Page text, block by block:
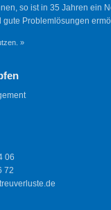
so ist in 35 Jahren ein
gute Problemlösungen
»
06
72